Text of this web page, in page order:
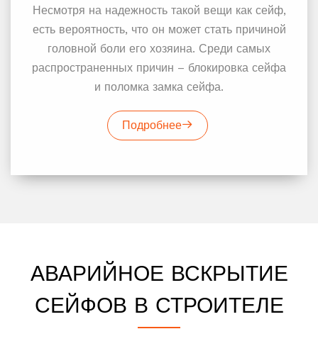
Несмотря на надежность такой вещи как сейф,
есть вероятность, что он может стать причиной
головной боли его хозяина. Среди самых
распространенных причин – блокировка сейфа
и поломка замка сейфа.
Подробнее
АВАРИЙНОЕ ВСКРЫТИЕ
СЕЙФОВ В СТРОИТЕЛЕ